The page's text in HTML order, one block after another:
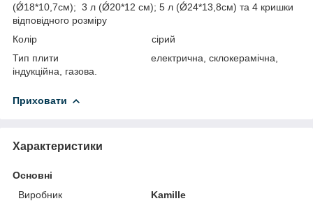
(Ǿ18*10,7см); 3 л (Ǿ20*12 см); 5 л (Ǿ24*13,8см) та 4 кришки
відповідного розміру
Колір сірий
Тип плити електрична, склокерамічна,
індукційна, газова.
Приховати
Характеристики
Основні
Виробник
Kamille